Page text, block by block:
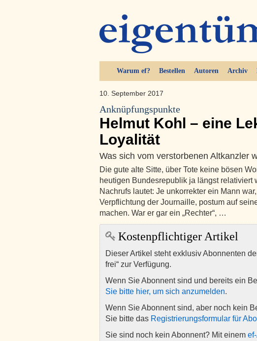
Warum ef? Bestellen Autoren Archiv
10. September 2017
Anknüpfungspunkte
Helmut Kohl – eine
Loyalität
Was sich vom verstorbenen Altkanzler
Die gute alte Sitte, über Tote keine bösen
heutigen Bundesrepublik ja längst relativiert
Nachrufs lautet: Je unkorrekter ein Mann
Verpflichtung der Journaille, postum auf
machen. War er gar ein „Rechter“, …
Kostenpflichtiger Artikel
Dieser Artikel steht exklusiv Abonnenten
frei“ zur Verfügung.
Wenn Sie Abonnent sind und bereits ein
Sie bitte hier, um sich anzumelden.
Wenn Sie Abonnent sind, aber noch kein
Sie bitte das Registrierungsformular für
Sie sind noch kein Abonnent? Mit einem